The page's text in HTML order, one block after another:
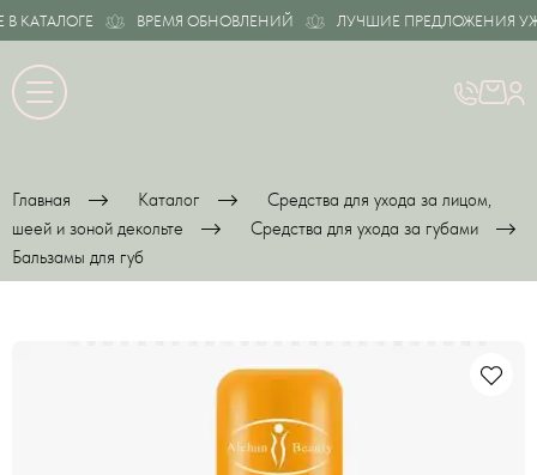
ВРЕМЯ ОБНОВЛЕНИЙ ЛУЧШИЕ ПРЕДЛОЖЕНИЯ УЖЕ
Главная Каталог
Средства для ухода за лицом,
шеей и зоной декольте
Средства для ухода за губами
Бальзамы для губ